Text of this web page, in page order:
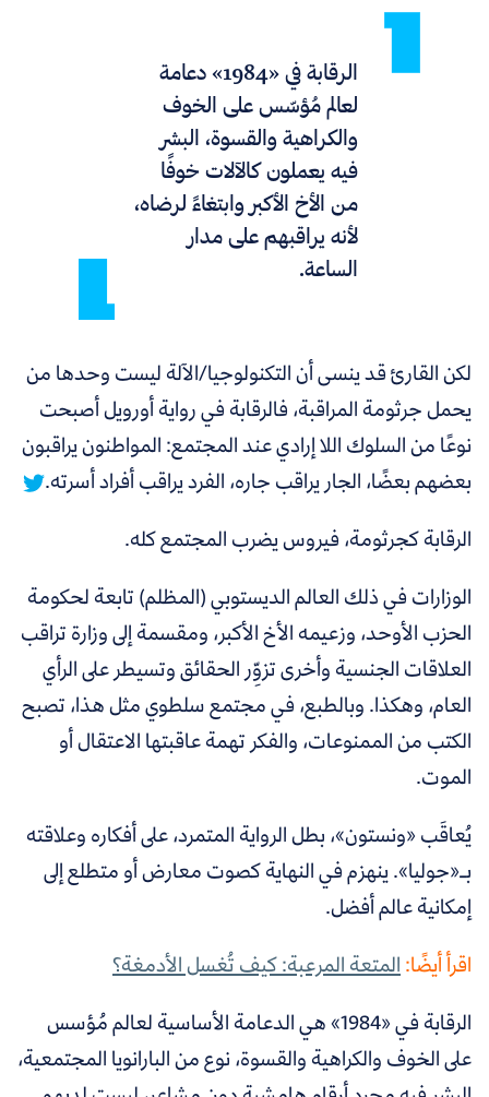
الرقابة في «1984» دعامة
لعالم مُؤسّس على الخوف
والكراهية والقسوة، البشر
فيه يعملون كالآلات خوفًا
من الأخ الأكبر وابتغاءً لرضاه،
لأنه يراقبهم على مدار
الساعة.
لكن القارئ قد ينسى أن التكنولوجيا/الآلة ليست وحدها من
يحمل جرثومة المراقبة، فالرقابة في رواية أورويل أصبحت
نوعًا من السلوك اللا إرادي عند المجتمع: المواطنون يراقبون
بعضهم بعضًا، الجار يراقب جاره، الفرد يراقب أفراد أسرته.
الرقابة كجرثومة، فيروس يضرب المجتمع كله.
الوزارات في ذلك العالم الديستوبي (المظلم) تابعة لحكومة
الحزب الأوحد، وزعيمه الأخ الأكبر، ومقسمة إلى وزارة تراقب
العلاقات الجنسية وأخرى تزوِّر الحقائق وتسيطر على الرأي
العام، وهكذا. وبالطبع، في مجتمع سلطوي مثل هذا، تصبح
الكتب من الممنوعات، والفكر تهمة عاقبتها الاعتقال أو
الموت.
يُعاقَب «ونستون»، بطل الرواية المتمرد، على أفكاره وعلاقته
بـ«جوليا». ينهزم في النهاية كصوت معارض أو متطلع إلى
إمكانية عالم أفضل.
اقرأ أيضًا:المتعة المرعبة: كيف تُغسل الأدمغة؟
الرقابة في «1984» هي الدعامة الأساسية لعالم مُؤسس
على الخوف والكراهية والقسوة، نوع من البارانويا المجتمعية،